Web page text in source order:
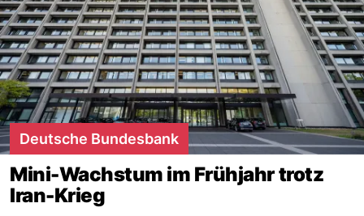
Deutsche Bundesbank
Mini-Wachstum im Frühjahr trotz
Iran-Krieg